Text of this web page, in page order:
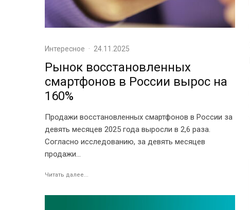
Интересное · 24.11.2025
Рынок восстановленных
смартфонов в России вырос на
160%
Продажи восстановленных смартфонов в России за
девять месяцев 2025 года выросли в 2,6 раза.
Согласно исследованию, за девять месяцев
продажи...
Читать далее...